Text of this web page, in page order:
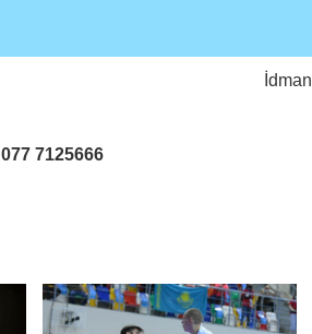
İdman
077 7125666